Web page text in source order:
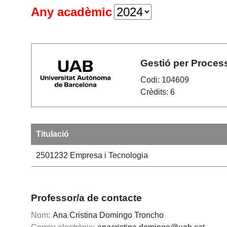
Any acadèmic
Gestió per
Codi: 104609
Crèdits: 6
Titulació
2501232 Empresa i Tecnologia
Professor/a de contacte
Nom: Ana Cristina Domingo Troncho